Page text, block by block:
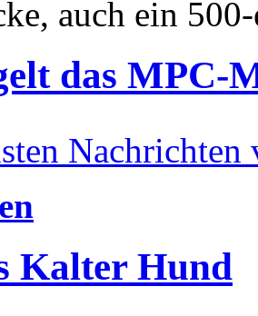
auch ein
das MPC-
Nachrichten
Kalter Hund